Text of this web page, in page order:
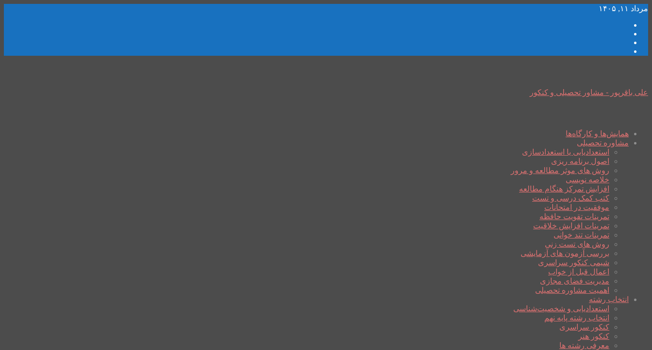
مرداد ۱۱, ۱۴۰۵
علی باقرپور - مشاور تحصیلی و کنکور
همایش‌ها و کارگاه‌ها
مشاوره تحصیلی
استعدادیابی یا استعدادسازی
اصول برنامه ریزی
روش های موثر مطالعه و مرور
خلاصه نویسی
افزایش تمرکز هنگام مطالعه
کتب کمک درسی و تست
موفقیت در امتحانات
تمرینات تقویت حافظه
تمرینات افزایش خلاقیت
تمرینات تند خوانی
روش های تست زنی
بررسی آزمون های آزمایشی
شیمی کنکور سراسری
اعمال قبل از خواب
مدیریت فضای مجازی
اهمیت مشاوره تحصیلی
انتخاب رشته
استعدادیابی و شخصیت‌شناسی
انتخاب رشته پایه نهم
کنکور سراسری
کنکور هنر
معرفی رشته ها